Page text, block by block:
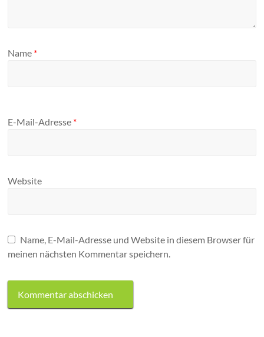
Name *
E-Mail-Adresse *
Website
Name, E-Mail-Adresse und Website in diesem Browser für
meinen nächsten Kommentar speichern.